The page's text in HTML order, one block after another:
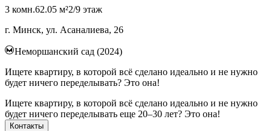
3 комн.62.05 м²2/9 этаж
г. Минск, ул. Асаналиева, 26
Неморшанский сад (2024)
Ищете квартиру, в которой всё сделано идеально и не нужно
будет ничего переделывать? Это она!
Ищете квартиру, в которой всё сделано идеально и не нужно
будет ничего переделывать еще 20–30 лет? Это она!
Контакты